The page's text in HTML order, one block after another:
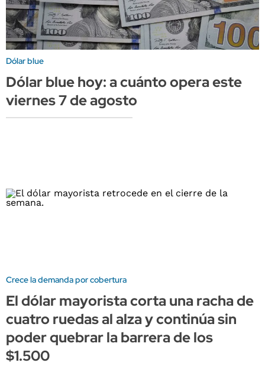
Dólar blue
Dólar blue hoy: a cuánto opera este
viernes 7 de agosto
Crece la demanda por cobertura
El dólar mayorista corta una racha de
cuatro ruedas al alza y continúa sin
poder quebrar la barrera de los
$1.500